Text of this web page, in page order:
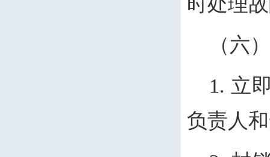
（六
1. 立
负责人